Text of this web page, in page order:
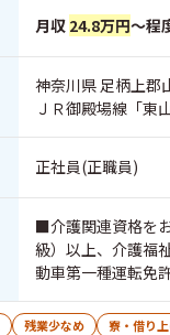
月収 24.8万円～程
神奈川県 足柄上郡
ＪＲ御殿場線「東
正社員(正職員)
■介護関連資格を
級）以上、介護福
動車第一種運転免
ず、介護職正社員
残業少なめ 寮・借り